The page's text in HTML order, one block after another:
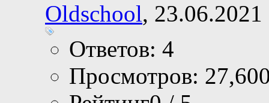
Oldschool,
Ответов: 4
Просмотров: